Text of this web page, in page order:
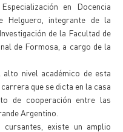
en Docencia
Helguero, integrante de la
de la Facultad de
de Formosa, a cargo de la
nivel académico de esta
que se dicta en la casa
de cooperación entre las
Argentino.
existe un amplio